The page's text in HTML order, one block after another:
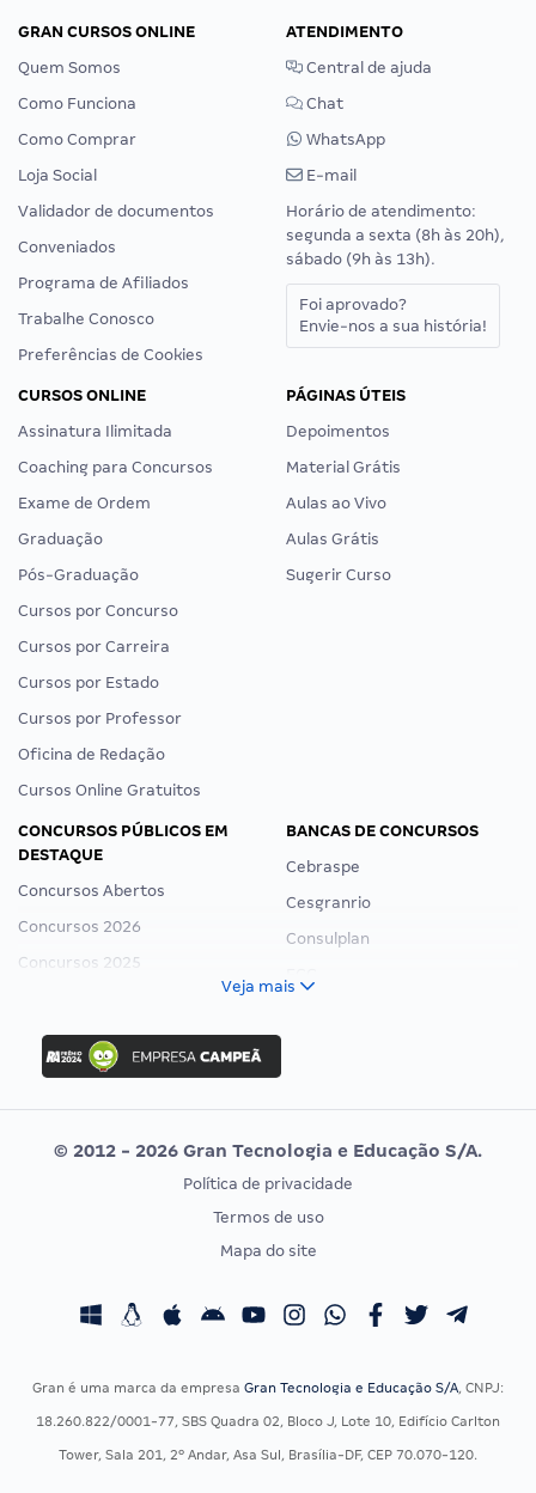
GRAN CURSOS ONLINE
Quem Somos
Como Funciona
Como Comprar
Loja Social
Validador de documentos
Conveniados
Programa de Afiliados
Trabalhe Conosco
Preferências de Cookies
ATENDIMENTO
Central de ajuda
Chat
WhatsApp
E-mail
Horário de atendimento:
segunda a sexta (8h às 20h),
sábado (9h às 13h).
Foi aprovado?
Envie-nos a sua história!
CURSOS ONLINE
Assinatura Ilimitada
Coaching para Concursos
Exame de Ordem
Graduação
Pós-Graduação
Cursos por Concurso
Cursos por Carreira
Cursos por Estado
Cursos por Professor
Oficina de Redação
Cursos Online Gratuitos
PÁGINAS ÚTEIS
Depoimentos
Material Grátis
Aulas ao Vivo
Aulas Grátis
Sugerir Curso
CONCURSOS PÚBLICOS EM
DESTAQUE
Concursos Abertos
Concursos 2026
Concursos 2025
Concurso Ibama
Concurso MPU
Editais publicados
BANCAS DE CONCURSOS
Cebraspe
Cesgranrio
Consulplan
Vunesp
CONCURSOS POR PROFISSÃO
Concursos Fiscais
Concursos Saúde
EXAME DE ORDEM
Calendário OAB
Veja mais
© 2012 - 2026 Gran Tecnologia e Educação S/A.
Política de privacidade
Termos de uso
Mapa do site
Gran é uma marca da empresa Gran Tecnologia e Educação S/A, CNPJ:
18.260.822/0001-77, SBS Quadra 02, Bloco J, Lote 10, Edifício Carlton
Tower, Sala 201, 2º Andar, Asa Sul, Brasília-DF, CEP 70.070-120.